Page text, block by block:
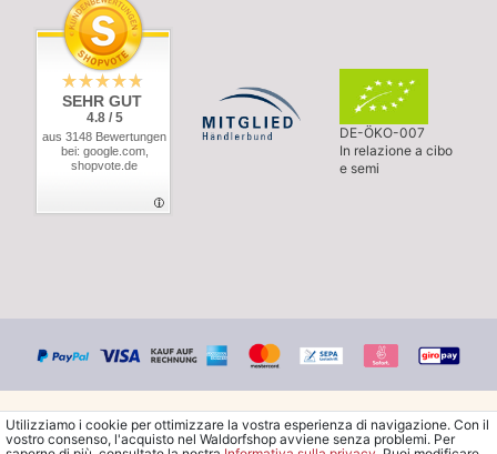
SEHR GUT
4.8 / 5
aus 3148 Bewertungen
bei: google.com,
shopvote.de
DE-ÖKO-007
In relazione a cibo
e semi
Utilizziamo i cookie per ottimizzare la vostra esperienza di navigazione. Con il
vostro consenso, l'acquisto nel Waldorfshop avviene senza problemi. Per